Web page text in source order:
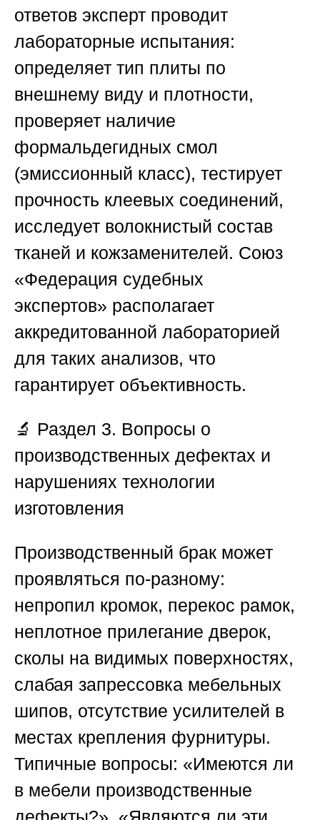
ответов эксперт проводит
лабораторные испытания:
определяет тип плиты по
внешнему виду и плотности,
проверяет наличие
формальдегидных смол
(эмиссионный класс), тестирует
прочность клеевых соединений,
исследует волокнистый состав
тканей и кожзаменителей. Союз
«Федерация судебных
экспертов» располагает
аккредитованной лабораторией
для таких анализов, что
гарантирует объективность.
🔬 Раздел 3. Вопросы о
производственных дефектах и
нарушениях технологии
изготовления
Производственный брак может
проявляться по-разному:
непропил кромок, перекос рамок,
неплотное прилегание дверок,
сколы на видимых поверхностях,
слабая запрессовка мебельных
шипов, отсутствие усилителей в
местах крепления фурнитуры.
Типичные вопросы: «Имеются ли
в мебели производственные